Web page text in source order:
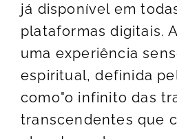
já disponível em
plataformas digitais.
uma experiência
espiritual, definida
como"o infinito das
transcendentes que